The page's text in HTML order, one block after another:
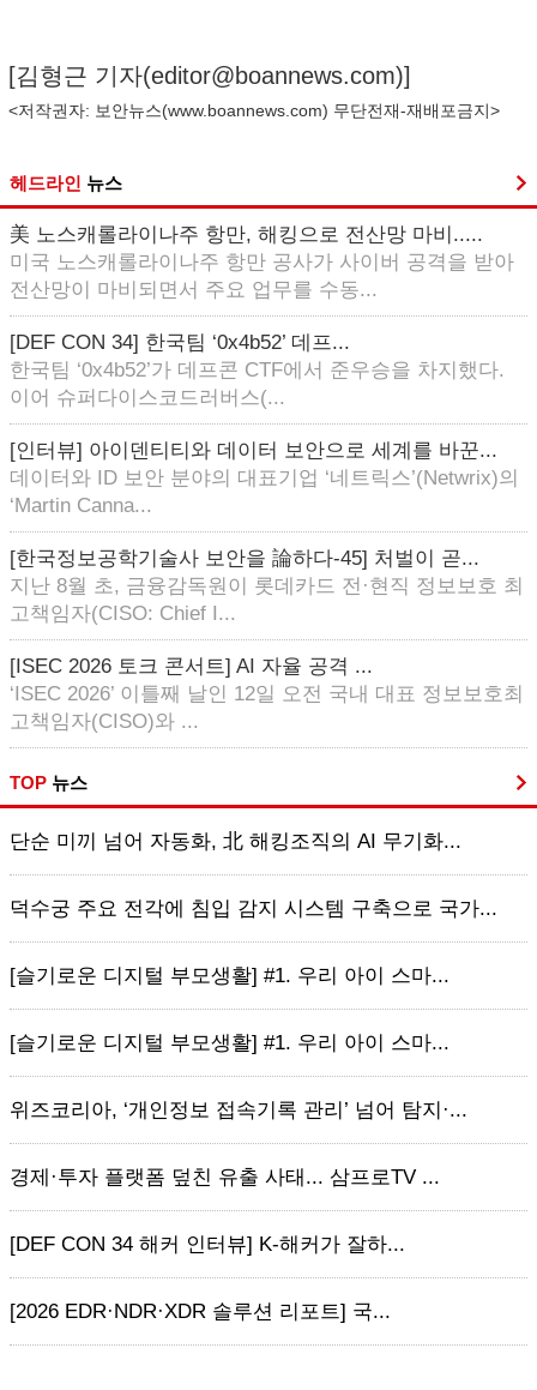
[김형근 기자(editor@boannews.com)]
<저작권자: 보안뉴스(www.boannews.com) 무단전재-재배포금지>
헤드라인 뉴스
美 노스캐롤라이나주 항만, 해킹으로 전산망 마비.....
미국 노스캐롤라이나주 항만 공사가 사이버 공격을 받아
전산망이 마비되면서 주요 업무를 수동...
[DEF CON 34] 한국팀 ‘0x4b52’ 데프...
한국팀 ‘0x4b52’가 데프콘 CTF에서 준우승을 차지했다.
이어 슈퍼다이스코드러버스(...
[인터뷰] 아이덴티티와 데이터 보안으로 세계를 바꾼...
데이터와 ID 보안 분야의 대표기업 ‘네트릭스’(Netwrix)의
‘Martin Canna...
[한국정보공학기술사 보안을 論하다-45] 처벌이 곧...
지난 8월 초, 금융감독원이 롯데카드 전·현직 정보보호 최
고책임자(CISO: Chief I...
[ISEC 2026 토크 콘서트] AI 자율 공격 ...
‘ISEC 2026’ 이틀째 날인 12일 오전 국내 대표 정보보호최
고책임자(CISO)와 ...
TOP 뉴스
단순 미끼 넘어 자동화, 北 해킹조직의 AI 무기화...
덕수궁 주요 전각에 침입 감지 시스템 구축으로 국가...
[슬기로운 디지털 부모생활] #1. 우리 아이 스마...
[슬기로운 디지털 부모생활] #1. 우리 아이 스마...
위즈코리아, ‘개인정보 접속기록 관리’ 넘어 탐지·...
경제·투자 플랫폼 덮친 유출 사태... 삼프로TV ...
[DEF CON 34 해커 인터뷰] K-해커가 잘하...
[2026 EDR·NDR·XDR 솔루션 리포트] 국...